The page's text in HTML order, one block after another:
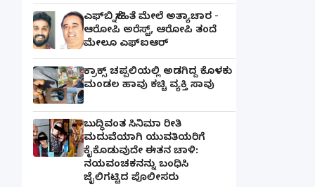
ಎಫ್‌ಬಿ ಸ್ನೇಹಿತೆ ಮೇಲೆ ಅತ್ಯಾಚಾರ -
ಆರೋಪಿ ಅರೆಸ್ಟ್, ಆರೋಪಿ ತಂದೆ
ಮೇಲೂ ಎಫ್ಐಆರ್
ಕ್ರಾಕ್ಸ್ ಚಪ್ಪಲಿಯಲ್ಲಿ ಅಡಗಿದ್ದ ಕೊಳಕು
ಮಂಡಲ ಹಾವು ಕಚ್ಚಿ ವ್ಯಕ್ತಿ ಸಾವು
ಬುದ್ಧಿವಂತ ಸಿನಿಮಾ ರೀತಿ
ಮದುವೆಯಾಗಿ ಯುವತಿಯರಿಗೆ
ಕೈಕೊಡುವುದೇ ಈತನ ಚಾಳಿ:
ನಯವಂಚಕನನ್ನು ಬಂಧಿಸಿ
ಜೈಲಿಗಟ್ಟಿದ ಪೊಲೀಸರು